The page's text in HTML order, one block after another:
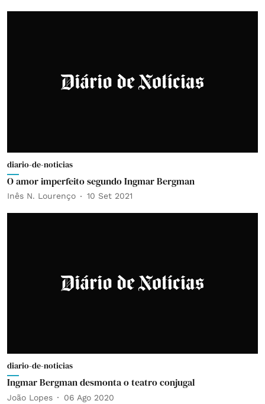
diario-de-noticias
O amor imperfeito segundo Ingmar Bergman
Inês N. Lourenço 10 Set 2021
diario-de-noticias
Ingmar Bergman desmonta o teatro conjugal
João Lopes 06 Ago 2020